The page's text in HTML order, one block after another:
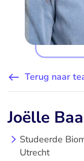
Terug naar
Joëlle
Studeerde
Utrecht